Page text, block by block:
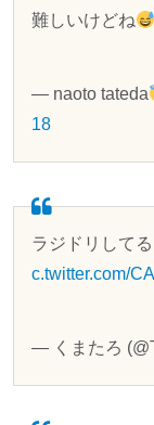
難しいけどね
— naoto tateda
18
ラジドリして
c.twitter.com/
— くまたろ